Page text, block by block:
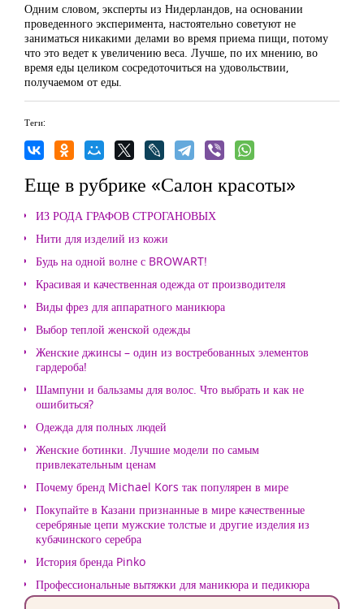
Одним словом, эксперты из Нидерландов, на основании
проведенного эксперимента, настоятельно советуют не
заниматься никакими делами во время приема пищи, потому
что это ведет к увеличению веса. Лучше, по их мнению, во
время еды целиком сосредоточиться на удовольствии,
получаемом от еды.
Теги:
Еще в рубрике «Салон красоты»
ИЗ РОДА ГРАФОВ СТРОГАНОВЫХ
Нити для изделий из кожи
Будь на одной волне с BROWART!
Красивая и качественная одежда от производителя
Виды фрез для аппаратного маникюра
Выбор теплой женской одежды
Женские джинсы – один из востребованных элементов
гардероба!
Шампуни и бальзамы для волос. Что выбрать и как не
ошибиться?
Одежда для полных людей
Женские ботинки. Лучшие модели по самым
привлекательным ценам
Почему бренд Michael Kors так популярен в мире
Покупайте в Казани признанные в мире качественные
серебряные цепи мужские толстые и другие изделия из
кубачинского серебра
История бренда Pinko
Профессиональные вытяжки для маникюра и педикюра